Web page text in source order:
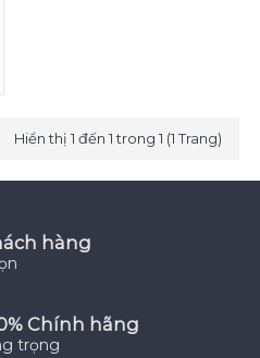
Hiển thị 1 đến 1 trong 1 (1 Trang)
hàng
Chính hãng
trọng